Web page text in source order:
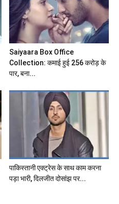
Saiyaara Box Office
Collection: कमाई हुई 256 करोड़ के
पार, बना...
पाकिस्तानी एक्ट्रेस के साथ काम करना
पड़ा भारी, दिलजीत दोसांझ पर...